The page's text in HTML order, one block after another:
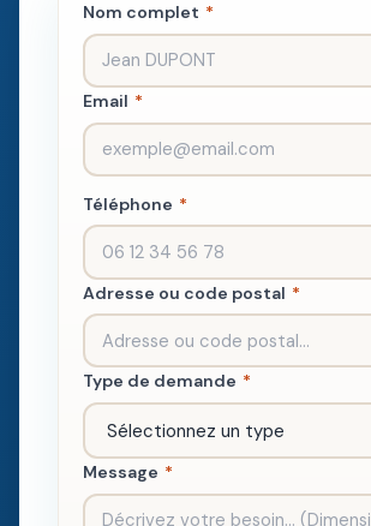
Nom complet *
Email *
Téléphone *
Adresse ou code postal *
Type de demande *
Message *